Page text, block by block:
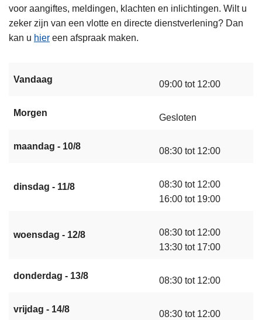
voor aangiftes, meldingen, klachten en inlichtingen. Wilt u
zeker zijn van een vlotte en directe dienstverlening? Dan
kan u hier een afspraak maken.
Vandaag 09:00 tot 12:00
Morgen Gesloten
maandag - 10/8 08:30 tot 12:00
dinsdag - 11/8
08:30 tot 12:00
16:00 tot 19:00
woensdag - 12/8
08:30 tot 12:00
13:30 tot 17:00
donderdag - 13/8 08:30 tot 12:00
vrijdag - 14/8 08:30 tot 12:00